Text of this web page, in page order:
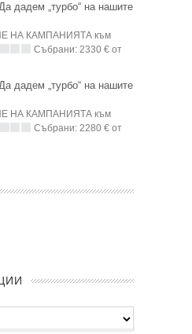
дадем „турбо“ на нашите
НА КАМПАНИЯТА към
Събрани: 2330 € от
дадем „турбо“ на нашите
НА КАМПАНИЯТА към
Събрани: 2280 € от